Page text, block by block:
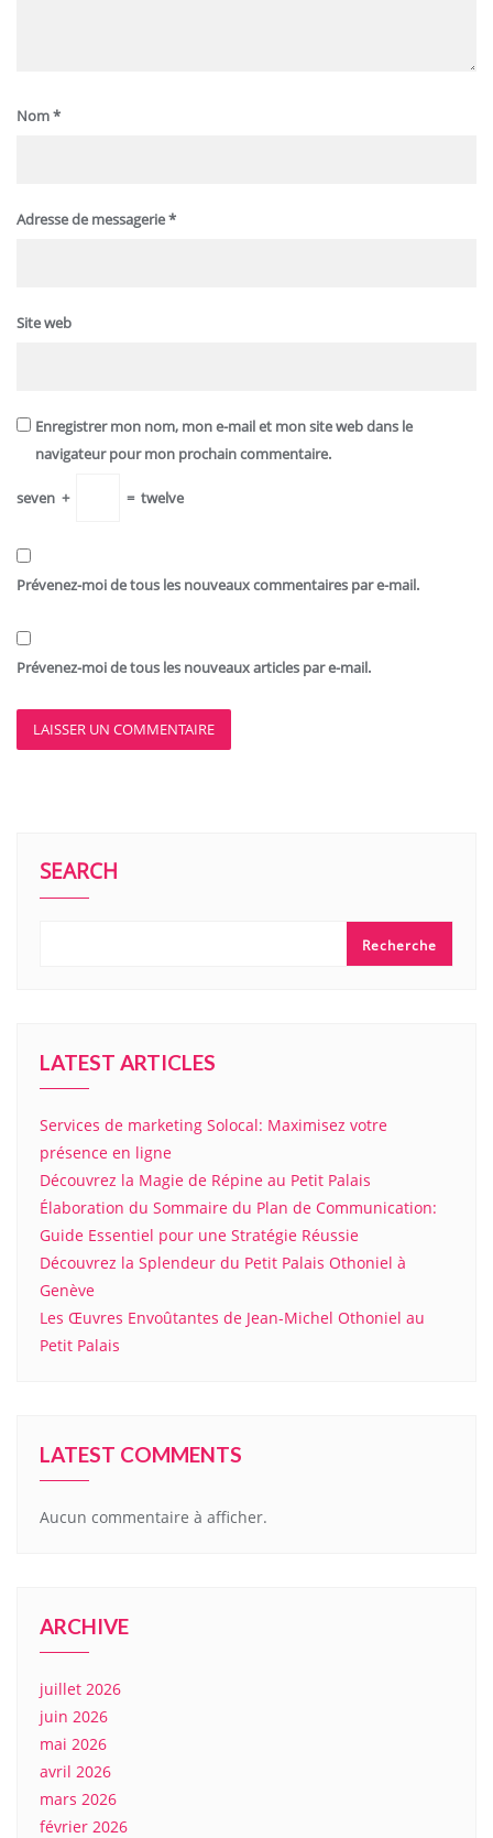
Nom*
Adresse de messagerie*
Site web
Enregistrer mon nom, mon e-mail et mon site web dans le
navigateur pour mon prochain commentaire.
seven + = twelve
Prévenez-moi de tous les nouveaux commentaires par e-mail.
Prévenez-moi de tous les nouveaux articles par e-mail.
SEARCH
Recherche
LATEST ARTICLES
Services de marketing Solocal: Maximisez votre
présence en ligne
Découvrez la Magie de Répine au Petit Palais
Élaboration du Sommaire du Plan de Communication:
Guide Essentiel pour une Stratégie Réussie
Découvrez la Splendeur du Petit Palais Othoniel à
Genève
Les Œuvres Envoûtantes de Jean-Michel Othoniel au
Petit Palais
LATEST COMMENTS
Aucun commentaire à afficher.
ARCHIVE
juillet 2026
juin 2026
mai 2026
avril 2026
mars 2026
février 2026